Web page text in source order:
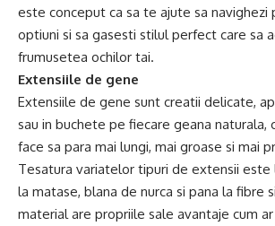
este conceput ca sa te ajute sa navighezi
optiuni si sa gasesti stilul perfect care sa
frumusetea ochilor tai.
Extensiile de gene
Extensiile de gene sunt creatii delicate,
sau in buchete pe fiecare geana naturala,
face sa para mai lungi, mai groase si mai
Tesatura variatelor tipuri de extensii este
la matase, blana de nurca si pana la fibre
material are propriile sale avantaje cum